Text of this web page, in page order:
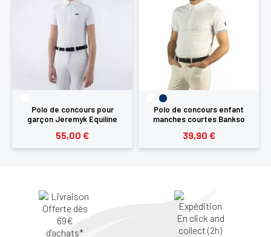
Polo de concours pour
garçon Jeremyk Equiline
55,00 €
Polo de concours enfant
manches courtes Bankso
39,90 €
ANNULER SE
CONNECTER